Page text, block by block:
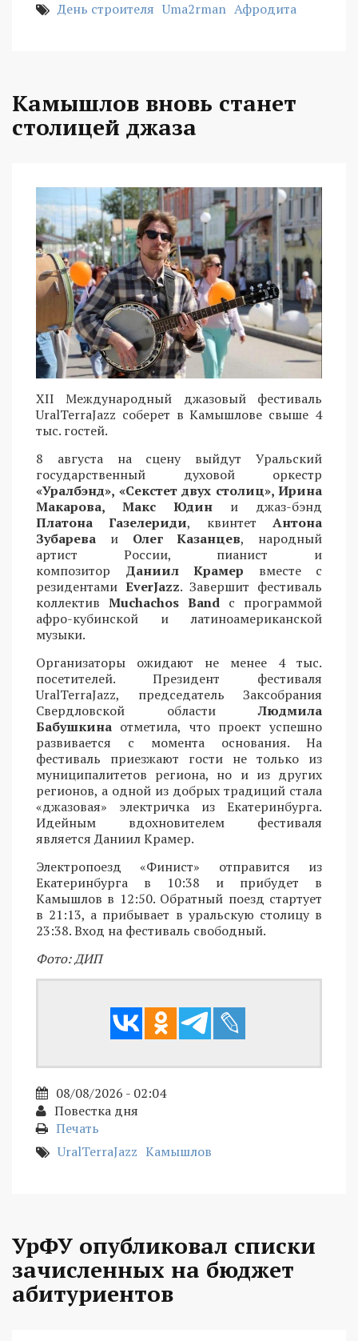
День строителя Uma2rman Афродита
Камышлов вновь станет
столицей джаза
XII Международный джазовый фестиваль
UralTerraJazz соберет в Камышлове свыше 4
тыс. гостей.
8 августа на сцену выйдут Уральский
государственный духовой оркестр
«Уралбэнд», «Секстет двух столиц», Ирина
Макарова, Макс Юдин и джаз-бэнд
Платона Газелериди, квинтетАнтона
Зубарева и Олег Казанцев, народный
артист России, пианист и
композитор Даниил Крамер вместе с
резидентами EverJazz. Завершит фестиваль
коллектив Muchachos Band с программой
афро-кубинской и латиноамериканской
музыки.
Организаторы ожидают не менее 4 тыс.
посетителей. Президент фестиваля
UralTerraJazz, председатель Заксобрания
Свердловской областиЛюдмила
Бабушкина отметила, что проект успешно
развивается с момента основания. На
фестиваль приезжают гости не только из
муниципалитетов региона, но и из других
регионов, а одной из добрых традиций стала
«джазовая» электричка из Екатеринбурга.
Идейным вдохновителем фестиваля
является Даниил Крамер.
Электропоезд «Финист» отправится из
Екатеринбурга в 10:38 и прибудет в
Камышлов в 12:50. Обратный поезд стартует
в 21:13, а прибывает в уральскую столицу в
23:38. Вход на фестиваль свободный.
Фото: ДИП
08/08/2026 - 02:04
Повестка дня
Печать
UralTerraJazz Камышлов
УрФУ опубликовал списки
зачисленных на бюджет
абитуриентов